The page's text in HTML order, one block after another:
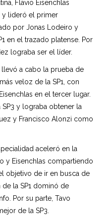
Flavio Eisenchlas
lideró el primer
por Jonas Lodeiro y
en el trazado platense. Por
lograba ser el líder.
a cabo la prueba de
veloz de la SP1, con
en el tercer lugar.
y lograba obtener la
y Francisco Alonzi como
aceleró en la
y Eisenchlas compartiendo
objetivo de ir en busca de
la SP1 dominó de
Por su parte, Tavo
de la SP3.